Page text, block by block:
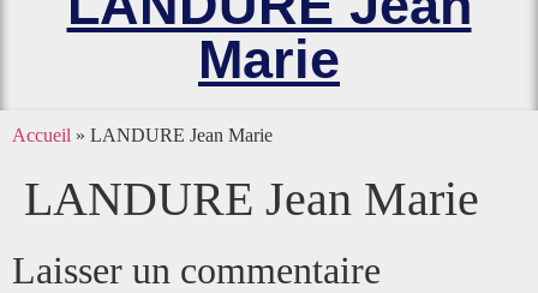
Marie
Accueil » LANDURE Jean Marie
LANDURE Jean Marie
Laisser un commentaire